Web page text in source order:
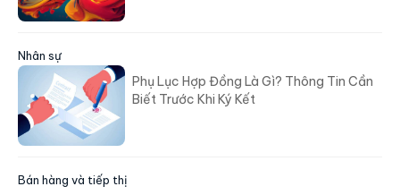
Nhân sự
Phụ Lục Hợp Đồng Là Gì? Thông Tin Cần
Biết Trước Khi Ký Kết
Bán hàng và tiếp thị